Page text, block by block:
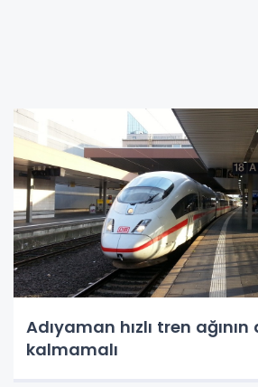
Adıyaman hızlı tren ağının
kalmamalı